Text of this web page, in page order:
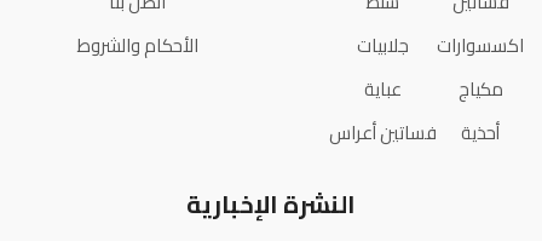
اكسسوارات
مكياج
أحذية
جلابيات
عباية
فساتين أعراس
الأحكام والشروط
النشرة الإخبارية